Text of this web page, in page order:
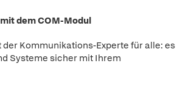
dem COM-Modul
der Kommunikations-Experte für alle: es
Systeme sicher mit Ihrem